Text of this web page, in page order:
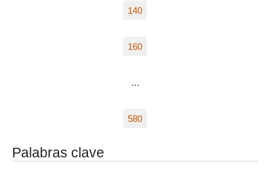
140
160
…
580
Palabras clave